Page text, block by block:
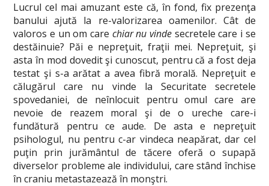
Lucrul cel mai amuzant este că, în fond, fix prezenţa
banului ajută la re-valorizarea oamenilor. Cât de
valoros e un om care chiar nu vinde secretele care i se
destăinuie? Păi e nepreţuit, fraţii mei. Nepreţuit, şi
asta în mod dovedit şi cunoscut, pentru că a fost deja
testat şi s-a arătat a avea fibră morală. Nepreţuit e
călugărul care nu vinde la Securitate secretele
spovedaniei, de neînlocuit pentru omul care are
nevoie de reazem moral şi de o ureche care-i
fundătură pentru ce aude. De asta e nepreţuit
psihologul, nu pentru c-ar vindeca neapărat, dar cel
puţin prin jurământul de tăcere oferă o supapă
diverselor probleme ale individului, care stând închise
în craniu metastazează în monştri.